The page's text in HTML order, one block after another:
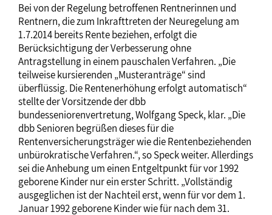
Bei von der Regelung betroffenen Rentnerinnen und
Rentnern, die zum Inkrafttreten der Neuregelung am
1.7.2014 bereits Rente beziehen, erfolgt die
Berücksichtigung der Verbesserung ohne
Antragstellung in einem pauschalen Verfahren. „Die
teilweise kursierenden „Musteranträge“ sind
überflüssig. Die Rentenerhöhung erfolgt automatisch“
stellte der Vorsitzende der dbb
bundesseniorenvertretung, Wolfgang Speck, klar. „Die
dbb Senioren begrüßen dieses für die
Rentenversicherungsträger wie die Rentenbeziehenden
unbürokratische Verfahren.“, so Speck weiter. Allerdings
sei die Anhebung um einen Entgeltpunkt für vor 1992
geborene Kinder nur ein erster Schritt. „Vollständig
ausgeglichen ist der Nachteil erst, wenn für vor dem 1.
Januar 1992 geborene Kinder wie für nach dem 31.